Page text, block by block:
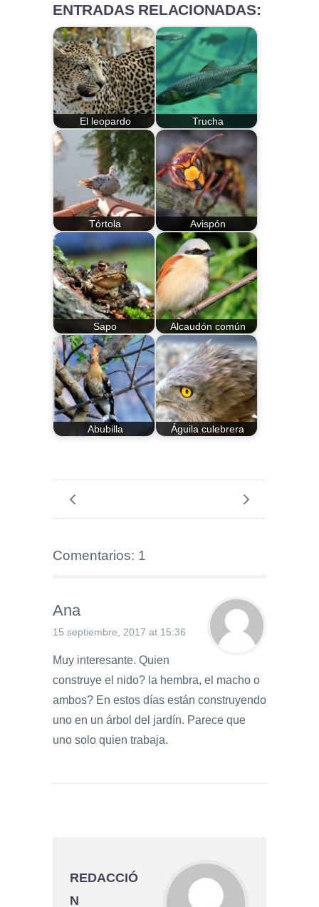
ENTRADAS RELACIONADAS:
El leopardo Trucha
Tórtola Avispón
Sapo Alcaudón común
Abubilla Águila culebrera
Comentarios: 1
Ana
15 septiembre, 2017 at 15:36
Muy interesante. Quien
construye el nido? la hembra, el macho o
ambos? En estos días están construyendo
uno en un árbol del jardín. Parece que
uno solo quien trabaja.
REDACCIÓ
N